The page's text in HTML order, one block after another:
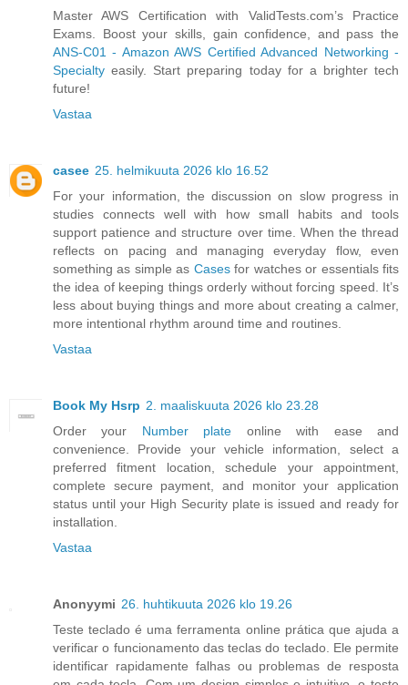
Master AWS Certification with ValidTests.com’s Practice
Exams. Boost your skills, gain confidence, and pass the
ANS-C01 - Amazon AWS Certified Advanced Networking -
Specialty easily. Start preparing today for a brighter tech
future!
Vastaa
casee 25. helmikuuta 2026 klo 16.52
For your information, the discussion on slow progress in
studies connects well with how small habits and tools
support patience and structure over time. When the thread
reflects on pacing and managing everyday flow, even
something as simple as Casesfor watches or essentials fits
the idea of keeping things orderly without forcing speed. It’s
less about buying things and more about creating a calmer,
more intentional rhythm around time and routines.
Vastaa
Book My Hsrp 2. maaliskuuta 2026 klo 23.28
Order your Number plate online with ease and
convenience. Provide your vehicle information, select a
preferred fitment location, schedule your appointment,
complete secure payment, and monitor your application
status until your High Security plate is issued and ready for
installation.
Vastaa
Anonyymi 26. huhtikuuta 2026 klo 19.26
Teste teclado é uma ferramenta online prática que ajuda a
verificar o funcionamento das teclas do teclado. Ele permite
identificar rapidamente falhas ou problemas de resposta